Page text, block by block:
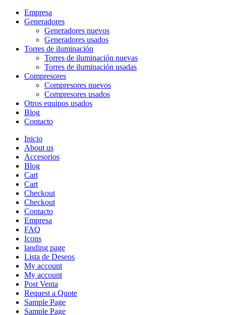
Empresa
Generadores
Generadores nuevos
Generadores usados
Torres de iluminación
Torres de iluminación nuevas
Torres de iluminación usadas
Compresores
Compresores nuevos
Compresores usados
Otros equipos usados
Blog
Contacto
Inicio
About us
Accesorios
Blog
Cart
Cart
Checkout
Checkout
Contacto
Empresa
FAQ
Icons
landing page
Lista de Deseos
My account
My account
Post Venta
Request a Quote
Sample Page
Sample Page